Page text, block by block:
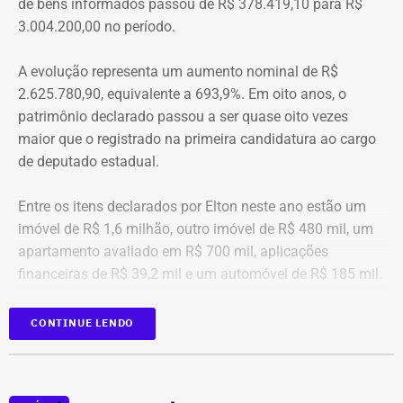
Porque é necessário ter mais do que coragem para seguir
adiante no enfrentamento à violência doméstica. Pois
primeiro é o temor de continuar viva e estar ao lado do
agressor. E o outro é o que vai acontecer com ela depois
que a denúncia for feita. Afinal, há o receio que alguma
brecha legal permita que o agressor, de alguma forma,
fique impune”, comenta.
Passados oito anos após as agrssões se tornarem
públicas nacionalmente, Cristiane cita qual o principal
item que acredita ser necessário que as autoridades
tenham mais rigor.
“A Lei Maria da Penha é muito boa. Eu fui salva graças a
de bens informados passou de R$ 378.419,10 para R$
3.004.200,00 no período.
A evolução representa um aumento nominal de R$
2.625.780,90, equivalente a 693,9%. Em oito anos, o
patrimônio declarado passou a ser quase oito vezes
maior que o registrado na primeira candidatura ao cargo
de deputado estadual.
Entre os itens declarados por Elton neste ano estão um
imóvel de R$ 1,6 milhão, outro imóvel de R$ 480 mil, um
apartamento avaliado em R$ 700 mil, aplicações
financeiras de R$ 39,2 mil e um automóvel de R$ 185 mil.
CONTINUE LENDO